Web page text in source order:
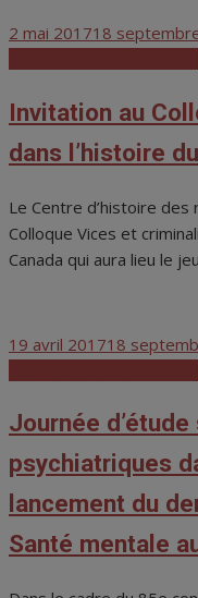
Posted
2 mai 201718
Invitation au
dans l’histoire
Le Centre d’histoire
Colloque Vices et
Canada qui aura lieu le
Posted
19 avril 201718
Journée
psychiatriques
lancement du
Santé mentale